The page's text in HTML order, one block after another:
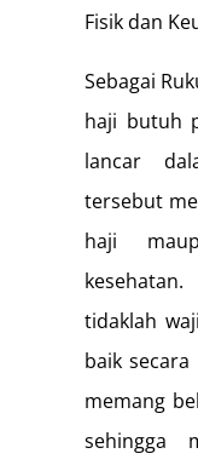
Fisik dan
Sebagai
haji butuh
lancar
tersebut
haji
tidaklah
baik
memang
sehingga